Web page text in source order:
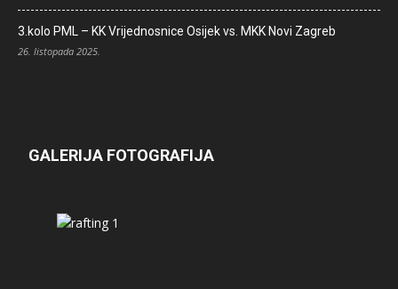
3.kolo PML – KK Vrijednosnice Osijek vs. MKK Novi Zagreb
26. listopada 2025.
GALERIJA FOTOGRAFIJA